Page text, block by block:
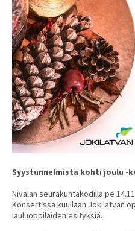
Syystunnelmista kohti joulu -
Nivalan seurakuntakodilla pe
Konsertissa kuullaan Jokilatvan
lauluoppilaiden esityksiä.